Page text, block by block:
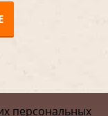
персональных